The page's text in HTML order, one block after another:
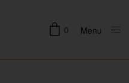
0 Menu